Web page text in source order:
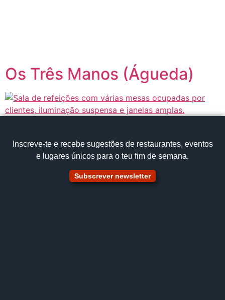
Os Três Manos (Águeda)
Inscreve‑te e recebe sugestões de restaurantes, eventos
e lugares únicos para o teu fim de semana.
Subscrever newsletter